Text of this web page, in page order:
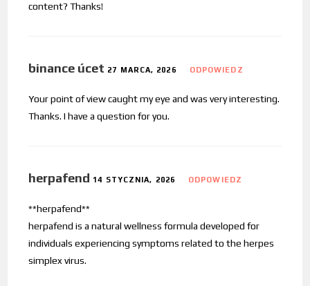
content? Thanks!
binance úcet 27 MARCA, 2026 ODPOWIEDZ
Your point of view caught my eye and was very interesting.
Thanks. I have a question for you.
herpafend 14 STYCZNIA, 2026 ODPOWIEDZ
**herpafend**
herpafend is a natural wellness formula developed for
individuals experiencing symptoms related to the herpes
simplex virus.